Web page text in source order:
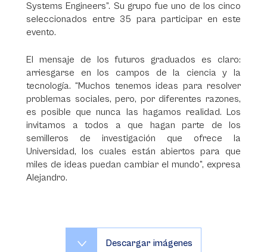
Systems Engineers”. Su grupo fue uno de los cinco
seleccionados entre 35 para participar en este
evento.
El mensaje de los futuros graduados es claro:
arriesgarse en los campos de la ciencia y la
tecnología. “Muchos tenemos ideas para resolver
problemas sociales, pero, por diferentes razones,
es posible que nunca las hagamos realidad. Los
invitamos a todos a que hagan parte de los
semilleros de investigación que ofrece la
Universidad, los cuales están abiertos para que
miles de ideas puedan cambiar el mundo”, expresa
Alejandro.
Descargar imágenes